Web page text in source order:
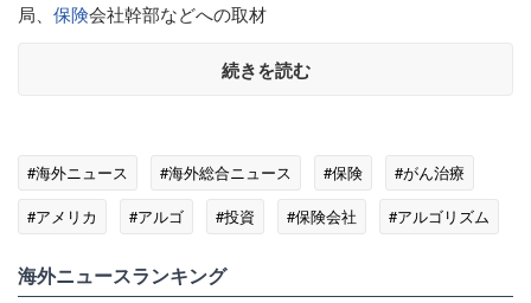
局、 保険会社幹部などへの取材
続きを読む
#海外ニュース #海外総合ニュース #保険
#がん治療
#アメリカ
#アルゴ #投資 #保険会社
#アルゴリズム
海外ニュースランキング